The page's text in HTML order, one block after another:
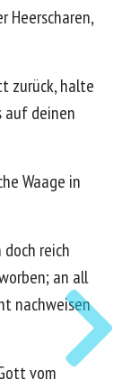
Heerscharen,
zurück, halte
auf deinen
Waage in
doch reich
an all
nachweisen
vom